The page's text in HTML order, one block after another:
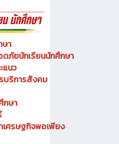
เสมอภาคทางการศึกษา
นโลยีหรือสายปฏิบัติ
ภัยนักเรียนนักศึกษา
ว
บริการสังคม